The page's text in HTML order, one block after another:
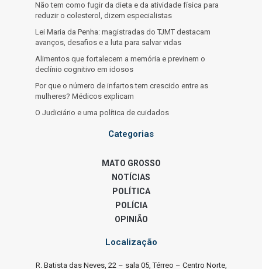
Não tem como fugir da dieta e da atividade física para
reduzir o colesterol, dizem especialistas
Lei Maria da Penha: magistradas do TJMT destacam
avanços, desafios e a luta para salvar vidas
Alimentos que fortalecem a memória e previnem o
declínio cognitivo em idosos
Por que o número de infartos tem crescido entre as
mulheres? Médicos explicam
O Judiciário e uma política de cuidados
Categorias
MATO GROSSO
NOTÍCIAS
POLÍTICA
POLÍCIA
OPINIÃO
Localização
R. Batista das Neves, 22 – sala 05, Térreo – Centro Norte,